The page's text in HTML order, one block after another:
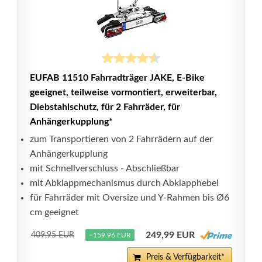
EUFAB 11510 Fahrradträger JAKE, E-Bike
geeignet, teilweise vormontiert, erweiterbar,
Diebstahlschutz, für 2 Fahrräder, für
Anhängerkupplung*
zum Transportieren von 2 Fahrrädern auf der
Anhängerkupplung
mit Schnellverschluss - Abschließbar
mit Abklappmechanismus durch Abklapphebel
für Fahrräder mit Oversize und Y-Rahmen bis Ø6
cm geeignet
409,95 EUR −159,96 EUR 249,99 EUR
Preis & Verfügbarkeit*